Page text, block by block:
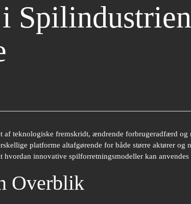
teknologiske fremskridt, ændrende forbrugeradfærd
platforme altafgørende for både større aktører og
innovative spilforretningsmodeller kan
Overblik